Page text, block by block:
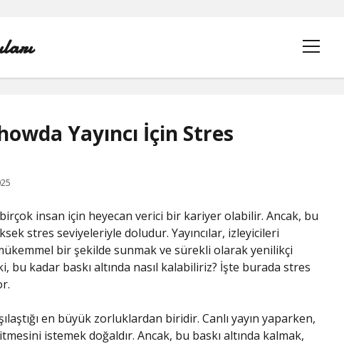
menüyü
aç
GIZLI HESAP GÖRME IPHONE
BEĞENI KASMA PARASIZ
LISTE
Yayıncı İçin Stres
insan için heyecan verici bir kariyer olabilir. Ancak, bu
stres seviyeleriyle doludur. Yayıncılar, izleyicileri
bir şekilde sunmak ve sürekli olarak yenilikçi
bu kadar baskı altında nasıl kalabiliriz? İşte burada stres
en büyük zorluklardan biridir. Canlı yayın yaparken,
istemek doğaldır. Ancak, bu baskı altında kalmak,